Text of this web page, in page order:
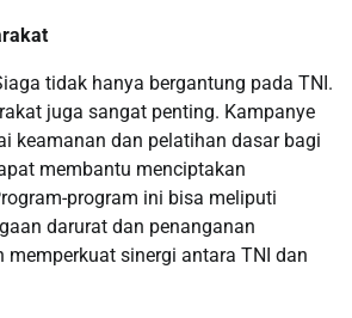
tidak hanya bergantung pada TNI.
juga sangat penting. Kampanye
keamanan dan pelatihan dasar bagi
membantu menciptakan
program ini bisa meliputi
darurat dan penanganan
memperkuat sinergi antara TNI dan